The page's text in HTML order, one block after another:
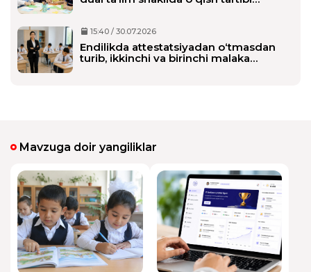
15:40 / 30.07.2026
Endilikda attestatsiyadan o‘tmasdan
turib, ikkinchi va birinchi malaka
Mavzuga doir yangiliklar